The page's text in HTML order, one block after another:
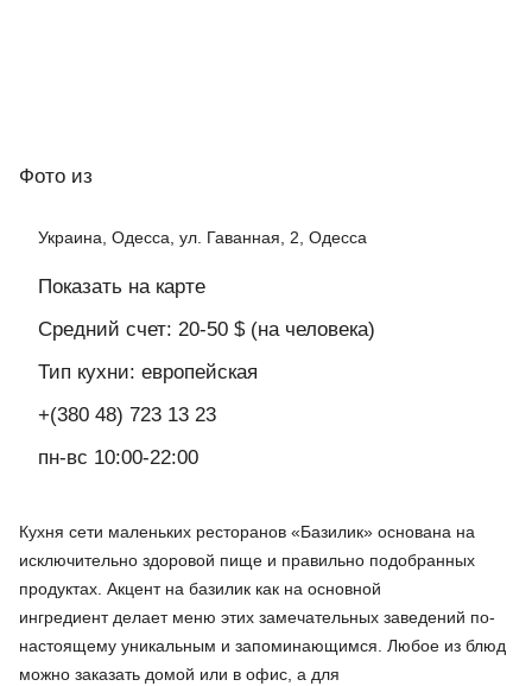
Фото из
Украина, Одесса, ул. Гаванная, 2, Одесса
Показать на карте
Средний счет: 20-50 $ (на человека)
Тип кухни: европейская
+(380 48) 723 13 23
пн-вс 10:00-22:00
Кухня сети маленьких ресторанов «Базилик» основана на
исключительно здоровой пище и правильно подобранных
продуктах. Акцент на базилик как на основной
ингредиент делает меню этих замечательных заведений по-
настоящему уникальным и запоминающимся. Любое из блюд
можно заказать домой или в офис, а для